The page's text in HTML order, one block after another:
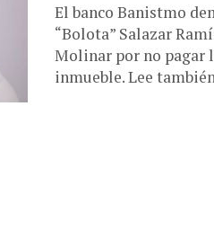
El banco Banistmo
“Bolota” Salazar
Molinar por no pagar
inmueble. Lee